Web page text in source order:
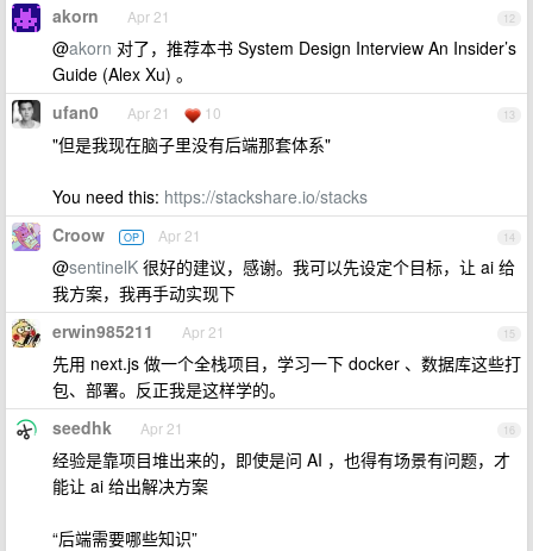
12
akorn Apr 21
@akorn 对了，推荐本书 System Design Interview An Insider’s
Guide (Alex Xu) 。
13
ufan0 Apr 21 10
"但是我现在脑子里没有后端那套体系"
You need this: https://stackshare.io/stacks
14
Croow OP Apr 21
@sentinelK 很好的建议，感谢。我可以先设定个目标，让 ai 给
我方案，我再手动实现下
15
erwin985211 Apr 21
先用 next.js 做一个全栈项目，学习一下 docker 、数据库这些打
包、部署。反正我是这样学的。
16
seedhk Apr 21
经验是靠项目堆出来的，即使是问 AI ，也得有场景有问题，才
能让 ai 给出解决方案
“后端需要哪些知识”